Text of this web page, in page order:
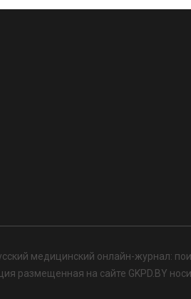
медицинский онлайн-журнал:
размещенная на сайте GKPD.BY